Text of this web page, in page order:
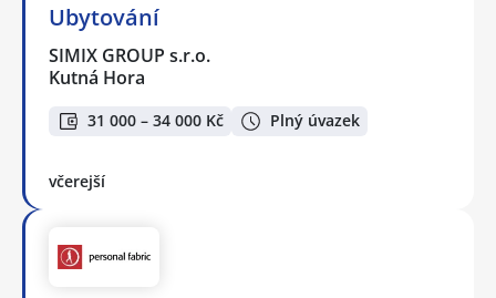
Ubytování
SIMIX GROUP s.r.o.
Kutná Hora
31 000 – 34 000 Kč Plný úvazek
včerejší